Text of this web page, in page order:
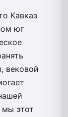
Кавказ
юг
вековой
мы этот